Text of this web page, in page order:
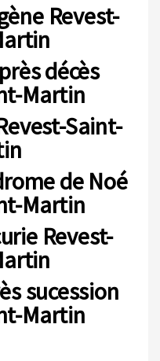
Revest-
décès
Martin
Saint-
de Noé
Martin
Revest-
sucession
Martin